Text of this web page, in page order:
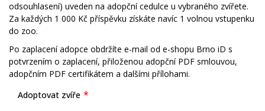
odsouhlasení) uveden na adopční cedulce u vybraného zvířete.
Za každých 1 000 Kč příspěvku získáte navíc 1 volnou vstupenku
do zoo.
Po zaplacení adopce obdržíte e-mail od e-shopu Brno iD s
potvrzením o zaplacení, přiloženou adopční PDF smlouvou,
adopčním PDF certifikátem a dalšími přílohami.
Adoptovat zvíře